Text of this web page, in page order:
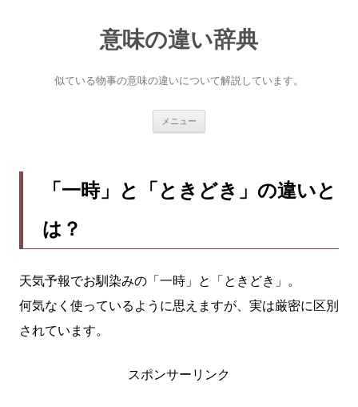
意味の違い辞典
似ている物事の意味の違いについて解説しています。
メニュー
へ
ス
「一時」と「ときどき」の違いと
は？
天気予報でお馴染みの「一時」と「ときどき」。
何気なく使っているように思えますが、実は厳密に区別
されています。
スポンサーリンク